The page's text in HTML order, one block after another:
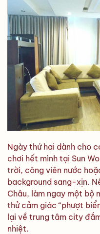
Ngày thứ hai dành cho
chơi hết mình tại Sun
trời, công viên nước
background sang-xịn.
Châu, làm ngay một bộ
thử cảm giác “phượt
lại về trung tâm city
nhiệt.